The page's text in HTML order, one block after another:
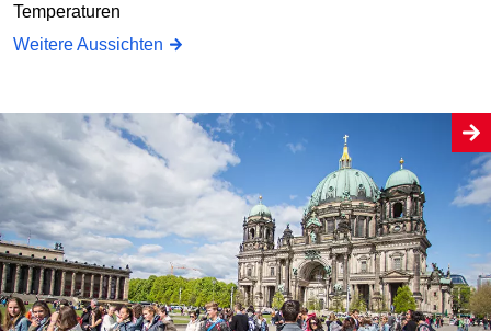
Temperaturen
Weitere Aussichten